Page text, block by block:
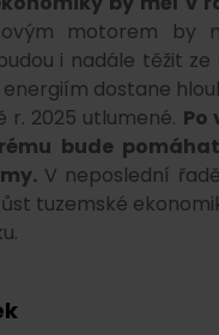
motorem by
i nadále těžit
dostane
r. 2025 utlumené. Po
bude
V neposlední
tuzemské